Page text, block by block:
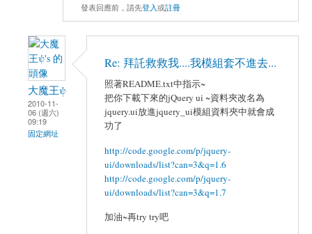
發表回應前，請先登入或註冊
大魔王ψ
2010-11-
06 (週六)
09:19
固定網址
Re: 拜託救救我....我模組套不進去...
照著README.txt中指示~
把你下載下來的jQuery ui ~資料夾改名為
jquery.ui放進jquery_ui模組資料夾中就會成
功了
http://code.google.com/p/jquery-
ui/downloads/list?can=3&q=1.6
http://code.google.com/p/jquery-
ui/downloads/list?can=3&q=1.7
加油~再try try吧